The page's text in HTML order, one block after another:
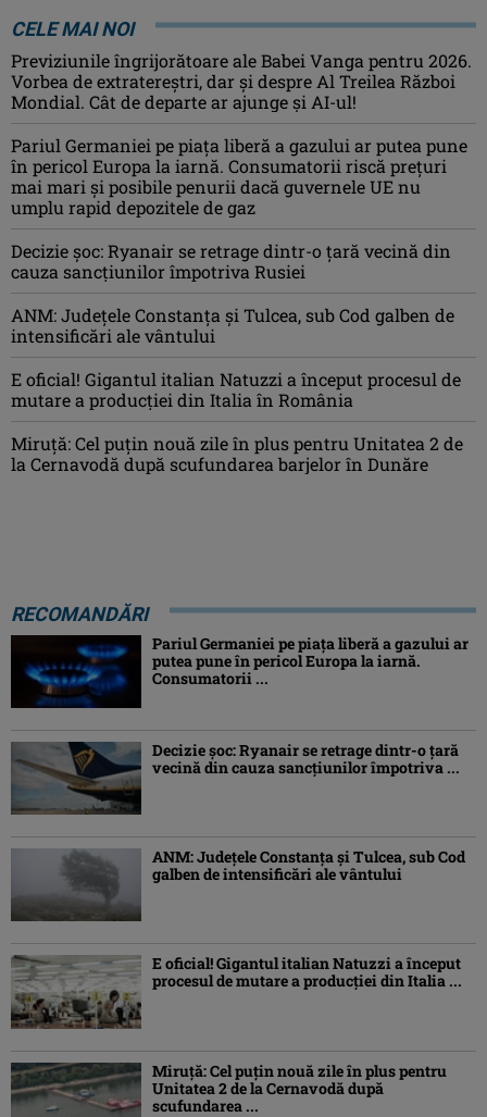
CELE MAI NOI
Previziunile îngrijorătoare ale Babei Vanga pentru 2026.
Vorbea de extratereștri, dar și despre Al Treilea Război
Mondial. Cât de departe ar ajunge și AI-ul!
Pariul Germaniei pe piaţa liberă a gazului ar putea pune
în pericol Europa la iarnă. Consumatorii riscă preţuri
mai mari şi posibile penurii dacă guvernele UE nu
umplu rapid depozitele de gaz
Decizie șoc: Ryanair se retrage dintr-o țară vecină din
cauza sancțiunilor împotriva Rusiei
ANM: Judeţele Constanţa şi Tulcea, sub Cod galben de
intensificări ale vântului
E oficial! Gigantul italian Natuzzi a început procesul de
mutare a producției din Italia în România
Miruță: Cel puțin nouă zile în plus pentru Unitatea 2 de
la Cernavodă după scufundarea barjelor în Dunăre
RECOMANDĂRI
Pariul Germaniei pe piaţa liberă a gazului ar
putea pune în pericol Europa la iarnă.
Consumatorii ...
Decizie șoc: Ryanair se retrage dintr-o țară
vecină din cauza sancțiunilor împotriva ...
ANM: Judeţele Constanţa şi Tulcea, sub Cod
galben de intensificări ale vântului
E oficial! Gigantul italian Natuzzi a început
procesul de mutare a producției din Italia ...
Miruță: Cel puțin nouă zile în plus pentru
Unitatea 2 de la Cernavodă după
scufundarea ...